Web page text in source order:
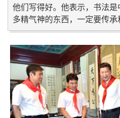
他们写得好。他表示，书法
多精气神的东西，一定要传承